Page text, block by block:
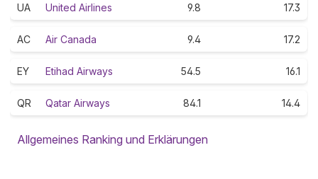
UA United Airlines 9.8 17.3
AC Air Canada 9.4 17.2
EY Etihad Airways 54.5 16.1
QR Qatar Airways 84.1 14.4
Allgemeines Ranking und Erklärungen